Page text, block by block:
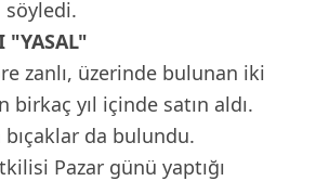
söyledi.
"YASAL"
zanlı, üzerinde bulunan iki
birkaç yıl içinde satın aldı.
bıçaklar da bulundu.
Pazar günü yaptığı